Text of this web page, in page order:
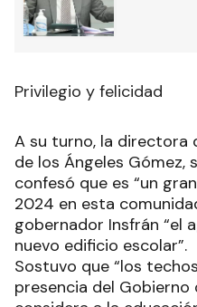
Privilegio y felicidad
A su turno, la directora
de los Ángeles Gómez,
confesó que es “un
2024 en esta
gobernador Insfrán “el
nuevo edificio escolar”.
Sostuvo que “los
presencia del Gobierno